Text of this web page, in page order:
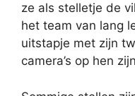
ze als stelletje de
het team van lang
uitstapje met zijn
camera’s op hen